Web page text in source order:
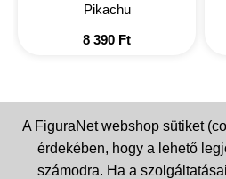
Pikachu
8 390 Ft
A FiguraNet webshop sütiket
érdekében, hogy a lehető
számodra. Ha a